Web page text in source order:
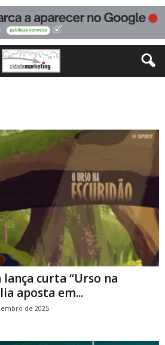
curta “Urso na
aposta em...
de 2025